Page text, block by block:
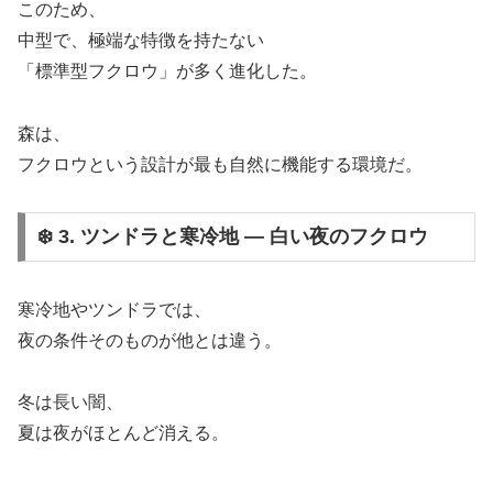
このため、
中型で、極端な特徴を持たない
「標準型フクロウ」が多く進化した。
森は、
フクロウという設計が最も自然に機能する環境だ。
❄️ 3. ツンドラと寒冷地 ― 白い夜のフクロウ
寒冷地やツンドラでは、
夜の条件そのものが他とは違う。
冬は長い闇、
夏は夜がほとんど消える。